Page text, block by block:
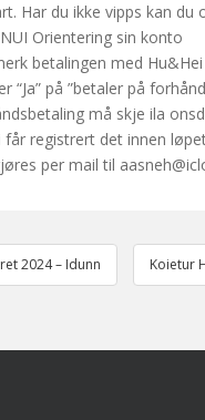
Har du ikke vipps kan du
Orientering sin konto
betalingen med
“Ja” på ”betaler på
må skje ila
får registrert det innen
per mail til
2024 – Idunn Koietur